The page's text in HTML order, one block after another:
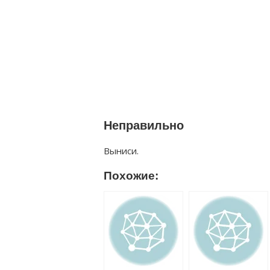
Неправильно
Выниси.
Похожие: